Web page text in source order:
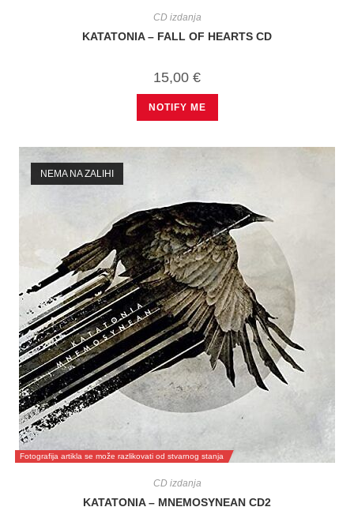
CD izdanja
KATATONIA – FALL OF HEARTS CD
15,00 €
NOTIFY ME
Fotografija artikla se može razlikovati od stvarnog stanja
NEMA NA ZALIHI
CD izdanja
KATATONIA – MNEMOSYNEAN CD2